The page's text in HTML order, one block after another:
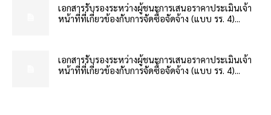
เอกสารรับรองระหว่างผู้ชนะการเสนอราคาประเมินเจ้า
หน้าที่ที่เกี่ยวข้องกับการจัดซื้อจัดจ้าง (แบบ รร. 4)...
เอกสารรับรองระหว่างผู้ชนะการเสนอราคาประเมินเจ้า
หน้าที่ที่เกี่ยวข้องกับการจัดซื้อจัดจ้าง (แบบ รร. 4)...